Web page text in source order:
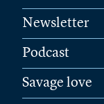
Newsletter
Podcast
Savage love